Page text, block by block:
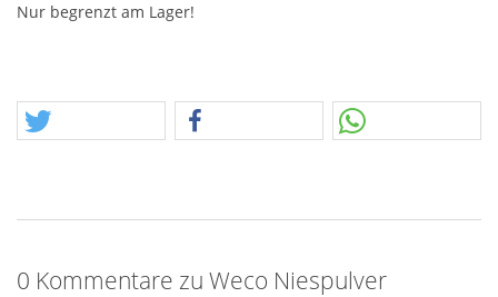
Nur begrenzt am Lager!
0 Kommentare zu Weco Niespulver